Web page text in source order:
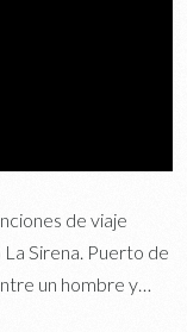
de viaje
Sirena. Puerto de
un hombre y…